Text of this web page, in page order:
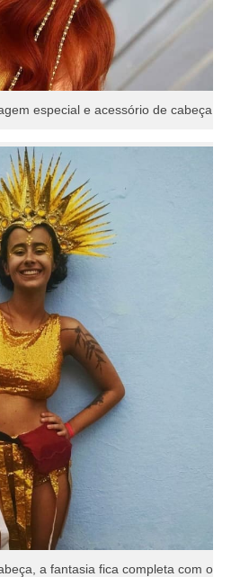
especial e acessório de cabeça
a fantasia fica completa com o